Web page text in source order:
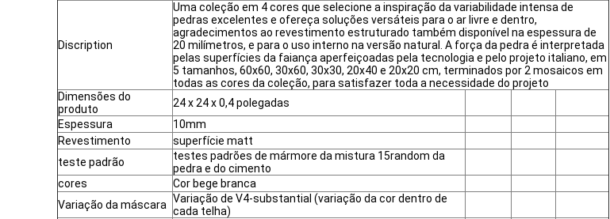
Discription
Uma coleção em 4 cores que selecione a inspiração da variabilidade intensa de
pedras excelentes e ofereça soluções versáteis para o ar livre e dentro,
agradecimentos ao revestimento estruturado também disponível na espessura de
20 milímetros, e para o uso interno na versão natural. A força da pedra é interpretada
pelas superfícies da faiança aperfeiçoadas pela tecnologia e pelo projeto italiano, em
5 tamanhos, 60x60, 30x60, 30x30, 20x40 e 20x20 cm, terminados por 2 mosaicos em
todas as cores da coleção, para satisfazer toda a necessidade do projeto
Dimensões do
produto
24 x 24 x 0,4 polegadas
Espessura
10mm
Revestimento
superfície matt
teste padrão
testes padrões de mármore da mistura 15random da
pedra e do cimento
cores
Cor bege branca
Variação da máscara Variação de V4-substantial (variação da cor dentro de
cada telha)